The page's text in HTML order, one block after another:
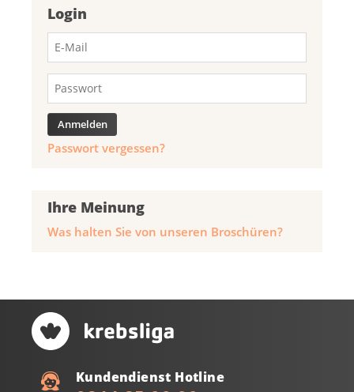
Login
Passwort vergessen?
Ihre Meinung
Was halten Sie von unseren Broschüren?
Kundendienst Hotline